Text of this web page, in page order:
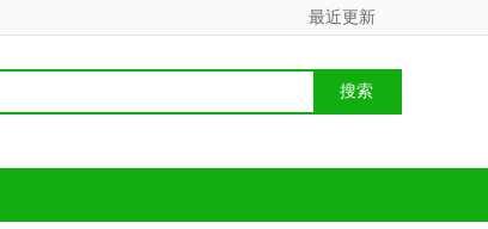
最近更新